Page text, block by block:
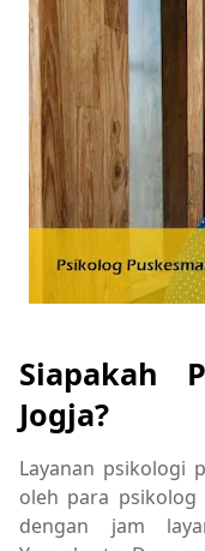
Siapakah
Jogja?
Layanan psikologi
oleh para
dengan jam